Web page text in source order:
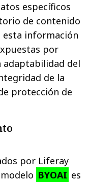
específicos
de contenido
esta información
por
adaptabilidad del
de la
protección de
por Liferay
BYOAI es